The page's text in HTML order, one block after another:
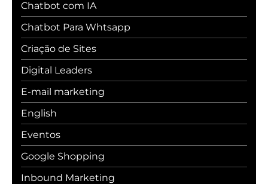
Chatbot com IA
Chatbot Para Whtsapp
Criação de Sites
Digital Leaders
E-mail marketing
English
Eventos
Google Shopping
Inbound Marketing